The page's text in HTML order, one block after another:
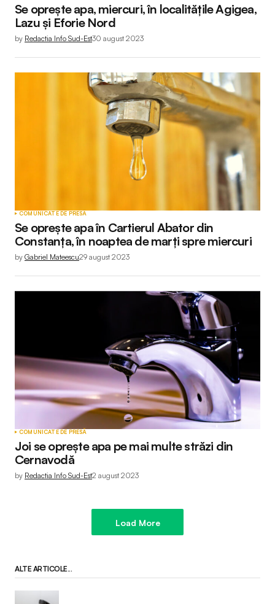
Se oprește apa, miercuri, în localitățile Agigea,
Lazu și Eforie Nord
by Redactia Info Sud-Est30 august 2023
COMUNICATE DE PRESĂ
Se oprește apa în Cartierul Abator din
Constanța, în noaptea de marți spre miercuri
by Gabriel Mateescu29 august 2023
COMUNICATE DE PRESĂ
Joi se oprește apa pe mai multe străzi din
Cernavodă
by Redactia Info Sud-Est2 august 2023
Load More
ALTE ARTICOLE...